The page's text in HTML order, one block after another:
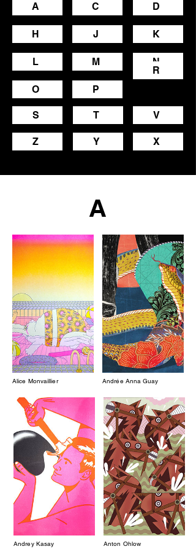
A C D
H J K
L M N
O
S
P
T V
Z Y X
R
A
Alice Monvaillier
Andrey Kasay
Andrée Anna Guay
Anton Ohlow